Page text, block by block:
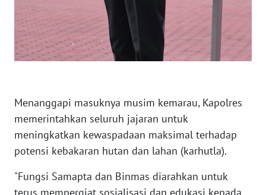
Menanggapi masuknya musim kemarau, Kapolres
memerintahkan seluruh jajaran untuk
meningkatkan kewaspadaan maksimal terhadap
potensi kebakaran hutan dan lahan (karhutla).
"Fungsi Samapta dan Binmas diarahkan untuk
terus mempergiat sosialisasi dan edukasi kepada
WN
NUSANTARA
JATIM
WN